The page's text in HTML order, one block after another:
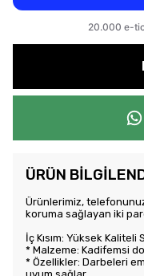
ÜRÜN
Ürünlerimiz,
koruma sağlayan iki
İç Kısım: Yüksek Kaliteli
* Malzeme: Kadifemsi
* Özellikler: Darbeleri